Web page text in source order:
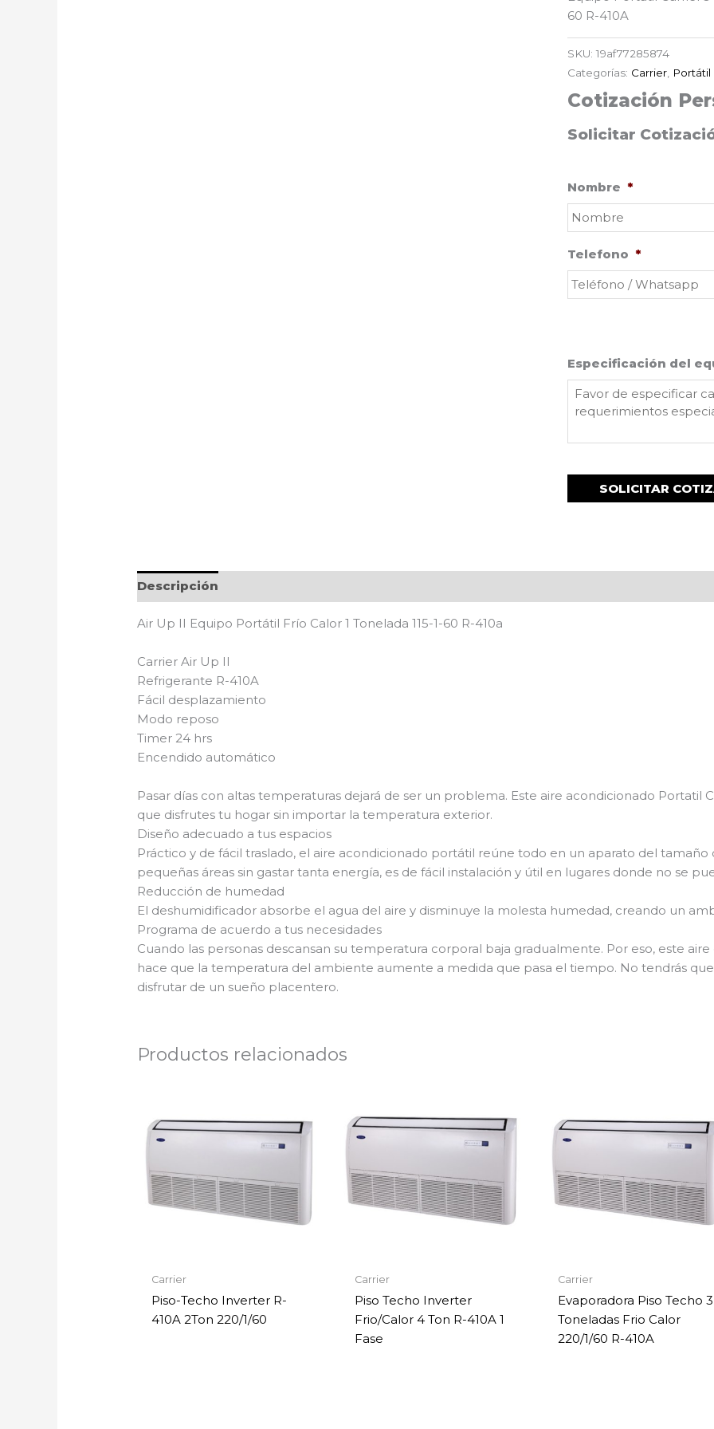
60 R-410A
SKU: 19af77285874
Categorías: Carrier
Cotización
Solicitar
Nombre *
Telefono *
Especificación del
Descripción
Air Up II Equipo Portátil Frío Calor 1 Tonelada 115-1-60 R-410a
Carrier Air Up II
Refrigerante R-410A
Fácil desplazamiento
Modo reposo
Timer 24 hrs
Encendido automático
Pasar días con altas temperaturas dejará de ser un problema. Este aire acondicionado Portatil
que disfrutes tu hogar sin importar la temperatura exterior.
Diseño adecuado a tus espacios
Práctico y de fácil traslado, el aire acondicionado portátil reúne todo en un aparato del tamaño
pequeñas áreas sin gastar tanta energía, es de fácil instalación y útil en lugares donde no se
Reducción de humedad
El deshumidificador absorbe el agua del aire y disminuye la molesta humedad, creando un
Programa de acuerdo a tus necesidades
Cuando las personas descansan su temperatura corporal baja gradualmente. Por eso, este
hace que la temperatura del ambiente aumente a medida que pasa el tiempo. No tendrás
disfrutar de un sueño placentero.
Productos relacionados
Carrier
Piso-Techo Inverter R-
410A 2Ton 220/1/60
Carrier
Piso Techo Inverter
Frio/Calor 4 Ton R-410A 1
Fase
Carrier
Evaporadora Piso Techo 3
Toneladas Frio Calor
220/1/60 R-410A